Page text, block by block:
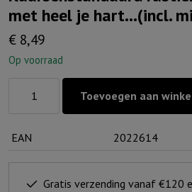
met heel je hart…(incl.
€ 8,49
Op voorraad
Vertrouw
met
heel
Toevoegen aan
EAN 2022614
Gratis verzending vanaf €120